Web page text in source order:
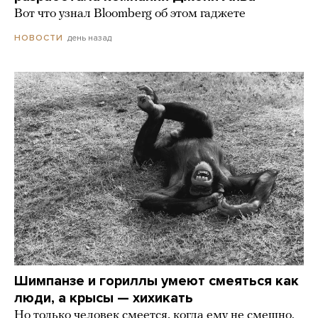
Вот что узнал Bloomberg об этом гаджете
НОВОСТИ день назад
Шимпанзе и гориллы умеют смеяться как
люди, а крысы — хихикать